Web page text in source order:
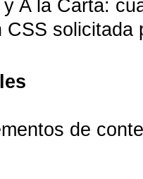
A la Carta:
CSS solicitada
de